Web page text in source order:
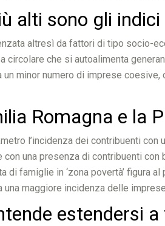
alti sono gli
altresì da fattori di tipo socio-
che si autoalimenta
minor numero di imprese
Romagna e la
l’incidenza dei contribuenti
una presenza di contribuenti
famiglie in ‘zona povertà’ figura
una maggiore incidenza delle
estendersi